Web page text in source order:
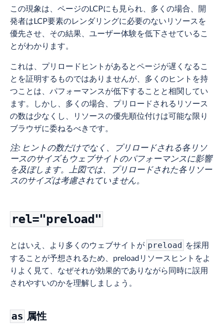
この現象は、ページのLCPにも見られ、多くの場合、開
発者はLCP要素のレンダリングに必要のないリソースを
優先させ、その結果、ユーザー体験を低下させているこ
とがわかります。
これは、プリロードヒントがあるとページが遅くなるこ
とを証明するものではありませんが、多くのヒントを持
つことは、パフォーマンスが低下することと相関してい
ます。しかし、多くの場合、プリロードされるリソース
の数は少なくし、リソースの優先順位付けは可能な限り
ブラウザに委ねるべきです。
注: ヒントの数だけでなく、プリロードされる各リソ
ースのサイズもウェブサイトのパフォーマンスに影響
を及ぼします。上図では、プリロードされた各リソー
スのサイズは考慮されていません。
rel="preload"
とはいえ、より多くのウェブサイトが preload を採用
することが予想されるため、preloadリソースヒントをよ
りよく見て、なぜそれが効果的でありながら同時に誤用
されやすいのかを理解しましょう。
as 属性